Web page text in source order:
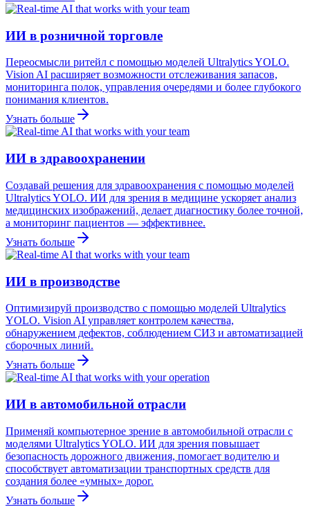
ИИ в розничной торговле
Переосмысли ритейл с помощью моделей Ultralytics YOLO.
Vision AI расширяет возможности отслеживания запасов,
мониторинга полок, управления очередями и более глубокого
понимания клиентов.
Узнать больше
ИИ в здравоохранении
Создавай решения для здравоохранения с помощью моделей
Ultralytics YOLO. ИИ для зрения в медицине ускоряет анализ
медицинских изображений, делает диагностику более точной,
а мониторинг пациентов — эффективнее.
Узнать больше
ИИ в производстве
Оптимизируй производство с помощью моделей Ultralytics
YOLO. Vision AI управляет контролем качества,
обнаружением дефектов, соблюдением СИЗ и автоматизацией
сборочных линий.
Узнать больше
ИИ в автомобильной отрасли
Применяй компьютерное зрение в автомобильной отрасли с
моделями Ultralytics YOLO. ИИ для зрения повышает
безопасность дорожного движения, помогает водителю и
способствует автоматизации транспортных средств для
создания более «умных» дорог.
Узнать больше